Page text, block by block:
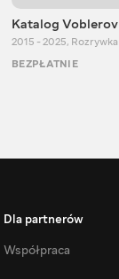
Katalog Voblerov
2015 - 2025, Rozrywka
BEZPŁATNIE
Dla partnerów
Współpraca